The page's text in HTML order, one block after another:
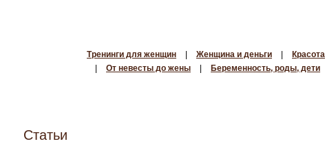
Тренинги для женщин Женщина и деньги
От невесты до жены Беременность, роды, дети
Статьи